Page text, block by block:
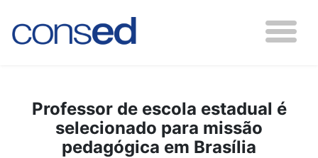
Professor de escola estadual é
selecionado para missão
pedagógica em Brasília